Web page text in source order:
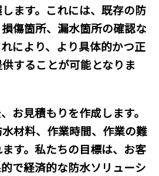
ます。これには、既存の防
傷箇所、漏水箇所の確認な
により、より具体的かつ正
することが可能となりま
お見積もりを作成します。
材料、作業時間、作業の難
す。私たちの目標は、お客
で経済的な防水ソリューシ